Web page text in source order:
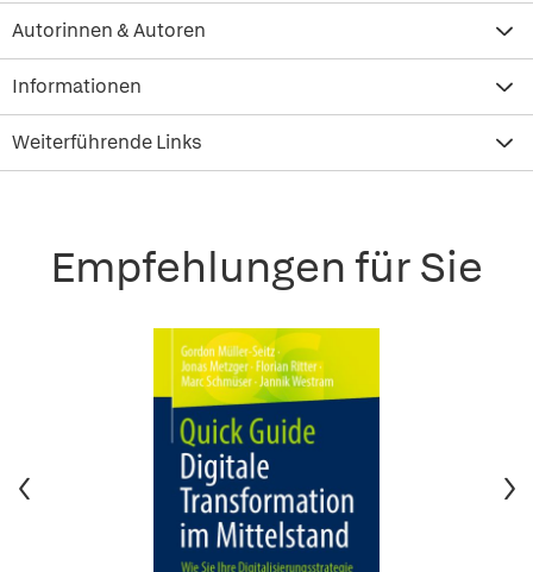
Autorinnen & Autoren
Informationen
Weiterführende Links
Empfehlungen für Sie